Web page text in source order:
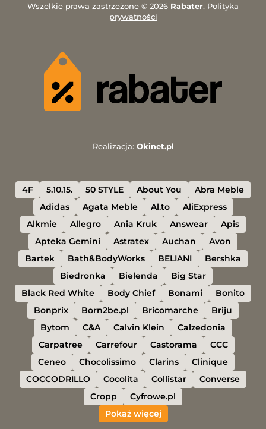
Wszelkie prawa zastrzeżone © 2026 Rabater. Polityka
prywatności
Realizacja: Okinet.pl
4F 5.10.15. 50 STYLE About You
Abra Meble
Adidas
Agata Meble Al.to
AliExpress
Alkmie
Allegro Ania Kruk Answear
Apis
Apteka Gemini
Astratex Auchan
Avon
Bartek
Bath&BodyWorks BELIANI
Bershka
Biedronka
Bielenda
Big Star
Black Red White
Body Chief Bonami
Bonito
Bonprix
Born2be.pl Bricomarche
Briju
Bytom
C&A Calvin Klein
Calzedonia
Carpatree
Carrefour Castorama
CCC
Ceneo
Chocolissimo Clarins
Clinique
COCCODRILLO
Cocolita Collistar
Converse
Cropp
Cyfrowe.pl
Pokaż więcej